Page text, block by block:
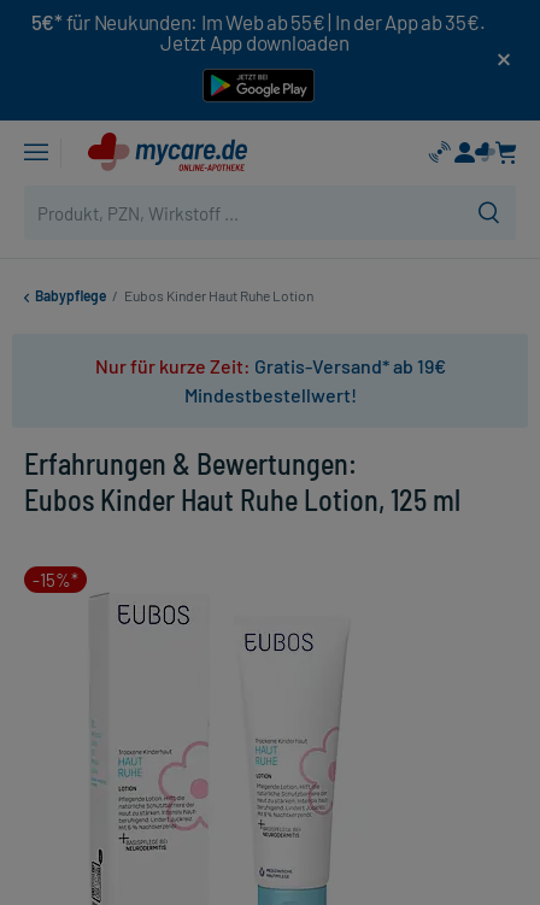
5€* für Neukunden: Im Web ab 55€ | In der App ab 35€.
Jetzt App downloaden
Babypflege / Eubos Kinder Haut Ruhe Lotion
Nur für kurze Zeit: Gratis-Versand* ab 19€
Mindestbestellwert!
Erfahrungen & Bewertungen:
Eubos Kinder Haut Ruhe Lotion, 125 ml
-15%*